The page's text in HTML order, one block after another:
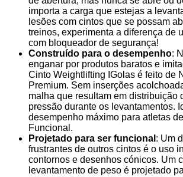
importa a carga que estejas a
lesões com cintos que se possam
treinos, experimenta a diferença de
com bloqueador de segurança!
Construído para o desempenho:
enganar por produtos baratos e
Cinto Weightlifting IGolas é feito de
Premium. Sem inserções
malha que resultam em distribuição
pressão durante os levantamentos.
desempenho máximo para atletas
Funcional.
Projetado para ser funcional : Um
frustrantes de outros cintos é o uso
contornos e desenhos cónicos. Um
levantamento de peso é projetado